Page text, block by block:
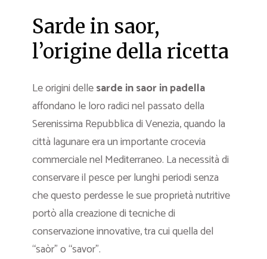
Sarde in saor,
l’origine della ricetta
Le origini dellesarde in saor in padella
affondano le loro radici nel passato della
Serenissima Repubblica di Venezia, quando la
città lagunare era un importante crocevia
commerciale nel Mediterraneo. La necessità di
conservare il pesce per lunghi periodi senza
che questo perdesse le sue proprietà nutritive
portò alla creazione di tecniche di
conservazione innovative, tra cui quella del
“saòr” o “savor”.